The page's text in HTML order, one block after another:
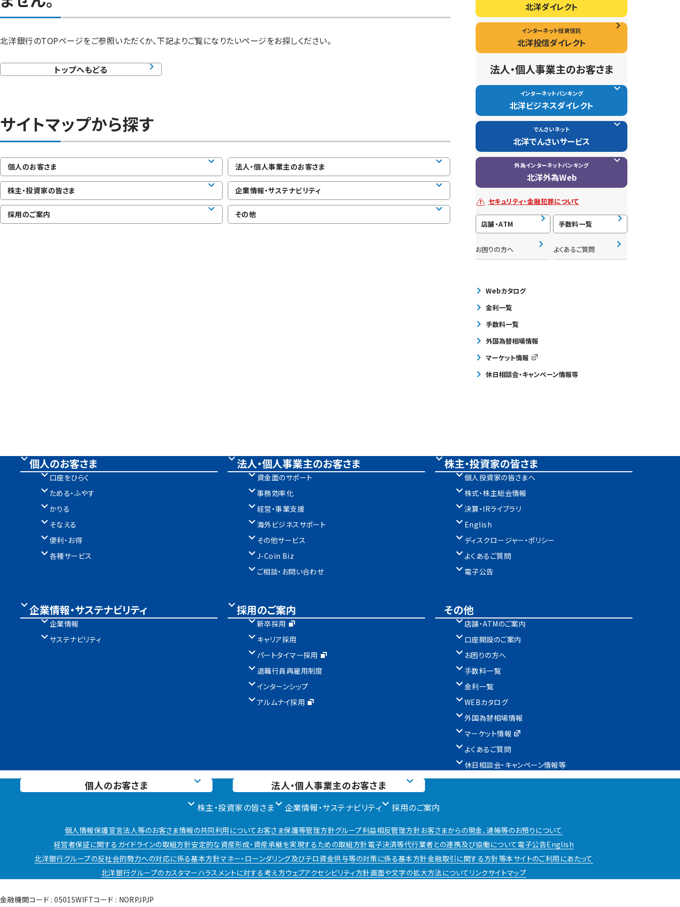
北洋銀行のTOPページをご参照いただくか、下記よりご覧になりたいページをお探しください。
トップへもどる
サイトマップから探す
個人のお客さま 法人・個人事業主のお客さま
株主・投資家の皆さま 企業情報・サステナビリティ
採用のご案内 その他
北洋ダイレクト
インターネット投資信託
北洋投信ダイレクト
法人・個人事業主のお客さま
インターネットバンキング
北洋ビジネスダイレクト
でんさいネット
北洋でんさいサービス
外為インターネットバンキング
北洋外為Web
セキュリティ・金融犯罪について
店舗・ATM 手数料一覧
お困りの方へ よくあるご質問
Webカタログ
金利一覧
手数料一覧
外国為替相場情報
マーケット情報
休日相談会・キャンペーン情報等
個人のお客さま
口座をひらく
ためる・ふやす
かりる
そなえる
便利・お得
各種サービス
法人・個人事業主のお客さま
資金面のサポート
事務効率化
経営・事業支援
海外ビジネスサポート
その他サービス
J-Coin Biz
ご相談・お問い合わせ
株主・投資家の皆さま
個人投資家の皆さまへ
株式・株主総会情報
決算・IRライブラリ
English
ディスクロージャー・ポリシー
よくあるご質問
電子公告
企業情報・サステナビリティ
企業情報
サステナビリティ
採用のご案内
新卒採用
キャリア採用
パートタイマー採用
退職行員再雇用制度
インターンシップ
アルムナイ採用
その他
店舗・ATMのご案内
口座開設のご案内
お困りの方へ
手数料一覧
金利一覧
WEBカタログ
外国為替相場情報
マーケット情報
よくあるご質問
休日相談会・キャンペーン情報等
個人のお客さま 法人・個人事業主のお客さま
株主・投資家の皆さま 企業情報・サステナビリティ 採用のご案内
個人情報保護宣言法人等のお客さま情報の共同利用について お客さま保護等管理方針グループ利益相反管理方針お客さまからの現金、通帳等のお預りについて
経営者保証に関するガイドラインの取組方針安定的な資産形成・資産承継を実現するための取組方針電子決済等代行業者との連携及び協働について 電子公告English
北洋銀行グループの反社会的勢力への対応に係る基本方針マネー・ローンダリング及びテロ資金供与等の対策に係る基本方針金融取引に関する方針等本サイトのご利用にあたって
北洋銀行グループのカスタマーハラスメントに対する考え方ウェブアクセシビリティ方針画面や文字の拡大方法について リンクサイトマップ
金融機関コード : 0501SWIFTコード : NORPJPJP